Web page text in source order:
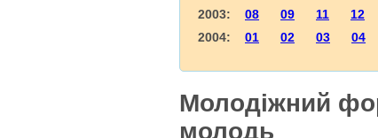
2003: 08 09 11
12
2004: 01 02 03 04
Молодіжний
молодь